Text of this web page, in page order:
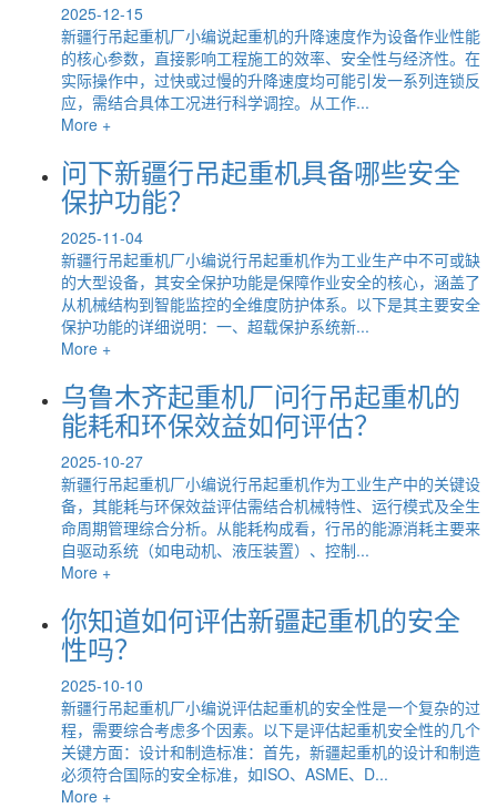
2025-12-15
新疆行吊起重机厂小编说起重机的升降速度作为设备作业性能
的核心参数，直接影响工程施工的效率、安全性与经济性。在
实际操作中，过快或过慢的升降速度均可能引发一系列连锁反
应，需结合具体工况进行科学调控。从工作...
More +
问下新疆行吊起重机具备哪些安全
保护功能？
2025-11-04
新疆行吊起重机厂小编说行吊起重机作为工业生产中不可或缺
的大型设备，其安全保护功能是保障作业安全的核心，涵盖了
从机械结构到智能监控的全维度防护体系。以下是其主要安全
保护功能的详细说明：一、超载保护系统新...
More +
乌鲁木齐起重机厂问行吊起重机的
能耗和环保效益如何评估？
2025-10-27
新疆行吊起重机厂小编说行吊起重机作为工业生产中的关键设
备，其能耗与环保效益评估需结合机械特性、运行模式及全生
命周期管理综合分析。从能耗构成看，行吊的能源消耗主要来
自驱动系统（如电动机、液压装置）、控制...
More +
你知道如何评估新疆起重机的安全
性吗？
2025-10-10
新疆行吊起重机厂小编说评估起重机的安全性是一个复杂的过
程，需要综合考虑多个因素。以下是评估起重机安全性的几个
关键方面：设计和制造标准：首先，新疆起重机的设计和制造
必须符合国际的安全标准，如ISO、ASME、D...
More +